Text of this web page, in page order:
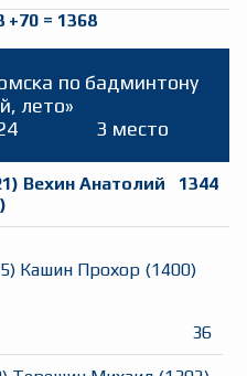
+70= 1368
по бадминтону
лето»
3 место
) Вехин Анатолий
)
1344
) Кашин Прохор (1400)
36